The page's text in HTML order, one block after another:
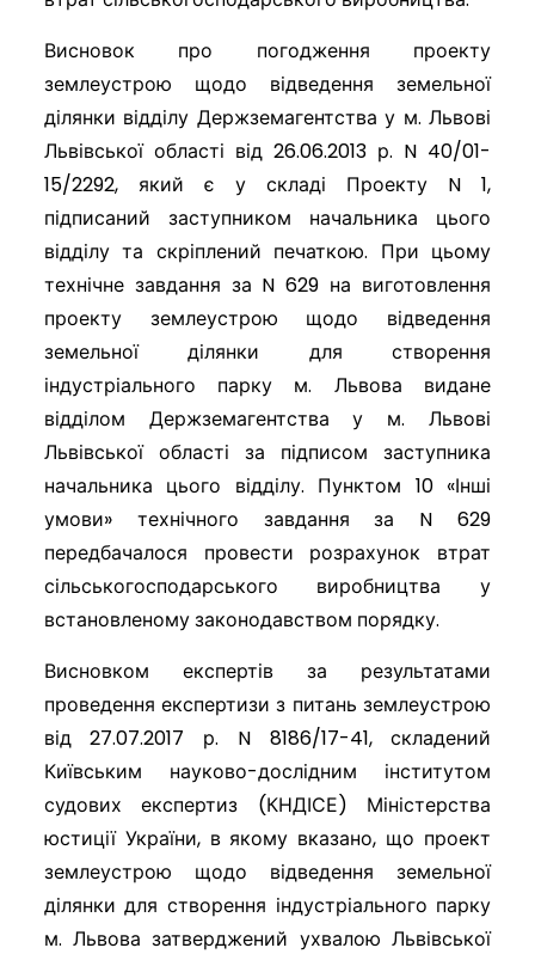
Висновок про погодження проекту
землеустрою щодо відведення земельної
ділянки відділу Держземагентства у м. Львові
Львівської області від 26.06.2013 р. N 40/01-
15/2292, який є у складі Проекту N 1,
підписаний заступником начальника цього
відділу та скріплений печаткою. При цьому
технічне завдання за N 629 на виготовлення
проекту землеустрою щодо відведення
земельної ділянки для створення
індустріального парку м. Львова видане
відділом Держземагентства у м. Львові
Львівської області за підписом заступника
начальника цього відділу. Пунктом 10 «Інші
умови» технічного завдання за N 629
передбачалося провести розрахунок втрат
сільськогосподарського виробництва у
встановленому законодавством порядку.
Висновком експертів за результатами
проведення експертизи з питань землеустрою
від 27.07.2017 р. N 8186/17-41, складений
Київським науково-дослідним інститутом
судових експертиз (КНДІСЕ) Міністерства
юстиції України, в якому вказано, що проект
землеустрою щодо відведення земельної
ділянки для створення індустріального парку
м. Львова затверджений ухвалою Львівської